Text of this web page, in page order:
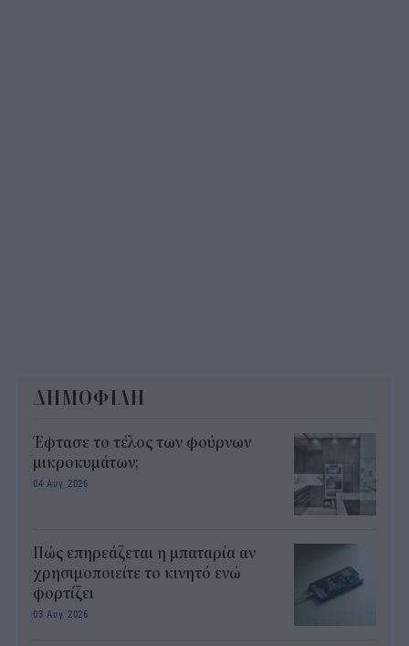
ΔΗΜΟΦΙΛΗ
Έφτασε το τέλος των φούρνων
μικροκυμάτων;
04 Αυγ 2026
Πώς επηρεάζεται η μπαταρία αν
χρησιμοποιείτε το κινητό ενώ
φορτίζει
03 Αυγ 2026